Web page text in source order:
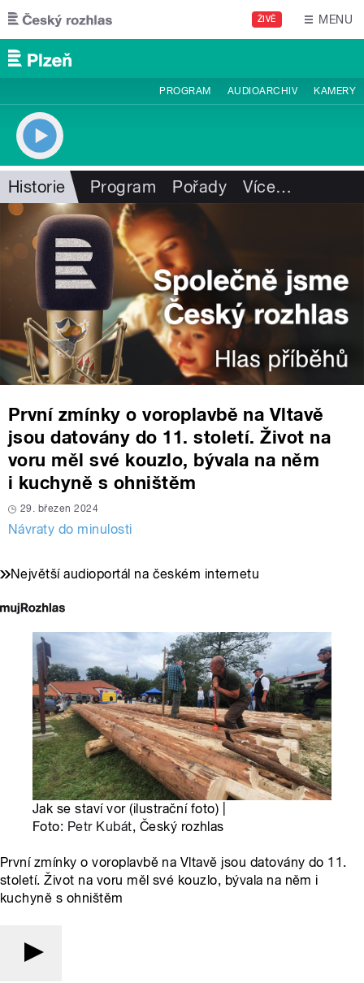
Přejít k hlavnímu obsahu
ŽIVĚ MENU
PROGRAM AUDIOARCHIV KAMERY
Historie Program Pořady Více…
První zmínky o voroplavbě na Vltavě
jsou datovány do 11. století. Život na
voru měl své kouzlo, bývala na něm
i kuchyně s ohništěm
29. březen 2024
Návraty do minulosti
Největší audioportál na českém internetu
Jak se staví vor (ilustrační foto) |
Foto: Petr Kubát, Český rozhlas
První zmínky o voroplavbě na Vltavě jsou datovány do 11.
století. Život na voru měl své kouzlo, bývala na něm i
kuchyně s ohništěm